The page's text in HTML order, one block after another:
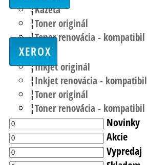
Kazeta
Toner originál
Toner renovácia - kompatibil
XEROX
Inkjet originál
Inkjet renovácia - kompatibil
Toner originál
Toner renovácia - kompatibil
Novinky
Akcie
Vypredaj